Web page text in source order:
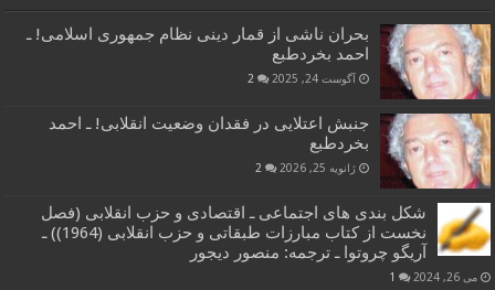
بحران ناشی از قمار دینی نظام جمهوری اسلامی! ـ
احمد بخردطبع
آگوست 24, 2025 2
جنبش اعتلایی در فقدان وضعیت انقلابی! ـ احمد
بخردطبع
ژانویه 25, 2026 2
شکل بندی های اجتماعی ـ اقتصادی و حزب انقلابی (فصل
نخست از کتاب مبارزات طبقاتی و حزب انقلابی (1964)) ـ
آریگو چروتوا ـ ترجمه: منصور دیجور
می 26, 2024 1